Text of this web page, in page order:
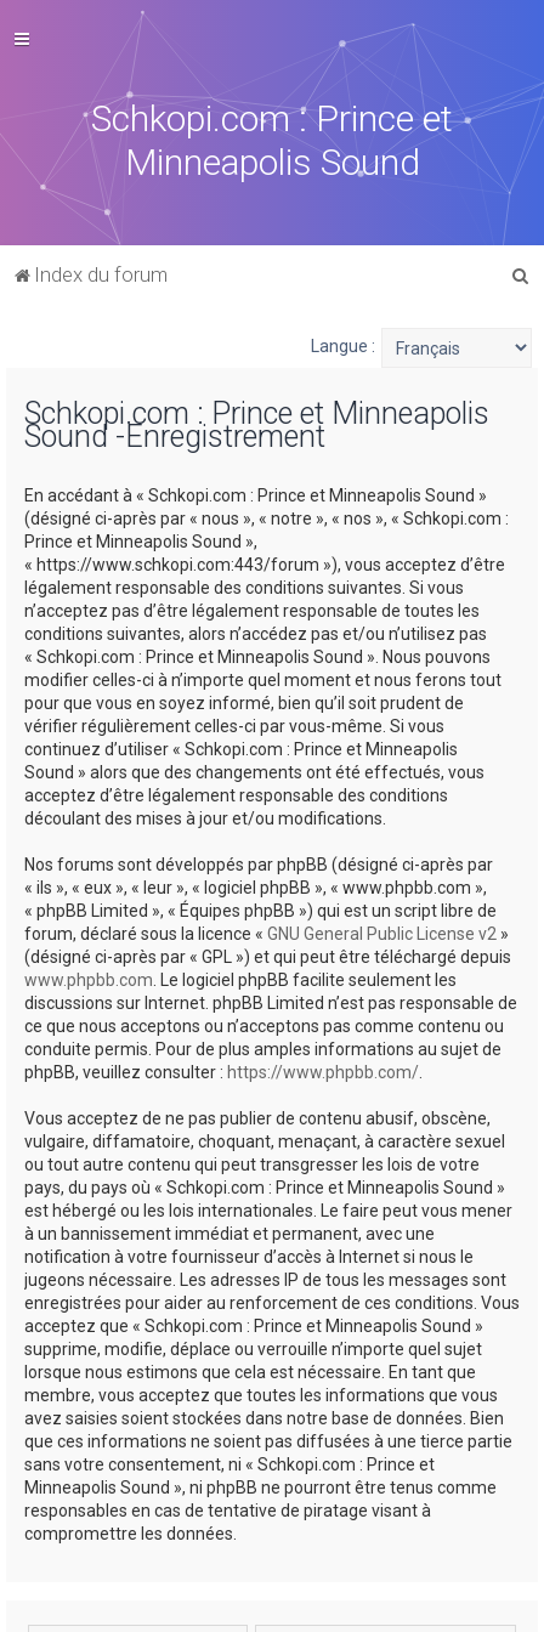
Schkopi.com : Prince et
Minneapolis Sound
Index du forum
Langue :
Schkopi.com : Prince et Minneapolis
Sound -Enregistrement
En accédant à « Schkopi.com : Prince et Minneapolis Sound »
(désigné ci-après par « nous », « notre », « nos », « Schkopi.com :
Prince et Minneapolis Sound »,
« https://www.schkopi.com:443/forum »), vous acceptez d’être
légalement responsable des conditions suivantes. Si vous
n’acceptez pas d’être légalement responsable de toutes les
conditions suivantes, alors n’accédez pas et/ou n’utilisez pas
« Schkopi.com : Prince et Minneapolis Sound ». Nous pouvons
modifier celles-ci à n’importe quel moment et nous ferons tout
pour que vous en soyez informé, bien qu’il soit prudent de
vérifier régulièrement celles-ci par vous-même. Si vous
continuez d’utiliser « Schkopi.com : Prince et Minneapolis
Sound » alors que des changements ont été effectués, vous
acceptez d’être légalement responsable des conditions
découlant des mises à jour et/ou modifications.
Nos forums sont développés par phpBB (désigné ci-après par
« ils », « eux », « leur », « logiciel phpBB », « www.phpbb.com »,
« phpBB Limited », « Équipes phpBB ») qui est un script libre de
forum, déclaré sous la licence « GNU General Public License v2 »
(désigné ci-après par « GPL ») et qui peut être téléchargé depuis
www.phpbb.com . Le logiciel phpBB facilite seulement les
discussions sur Internet. phpBB Limited n’est pas responsable de
ce que nous acceptons ou n’acceptons pas comme contenu ou
conduite permis. Pour de plus amples informations au sujet de
phpBB, veuillez consulter : https://www.phpbb.com/
Vous acceptez de ne pas publier de contenu abusif, obscène,
vulgaire, diffamatoire, choquant, menaçant, à caractère sexuel
ou tout autre contenu qui peut transgresser les lois de votre
pays, du pays où « Schkopi.com : Prince et Minneapolis Sound »
est hébergé ou les lois internationales. Le faire peut vous mener
à un bannissement immédiat et permanent, avec une
notification à votre fournisseur d’accès à Internet si nous le
jugeons nécessaire. Les adresses IP de tous les messages sont
enregistrées pour aider au renforcement de ces conditions. Vous
acceptez que « Schkopi.com : Prince et Minneapolis Sound »
supprime, modifie, déplace ou verrouille n’importe quel sujet
lorsque nous estimons que cela est nécessaire. En tant que
membre, vous acceptez que toutes les informations que vous
avez saisies soient stockées dans notre base de données. Bien
que ces informations ne soient pas diffusées à une tierce partie
sans votre consentement, ni « Schkopi.com : Prince et
Minneapolis Sound », ni phpBB ne pourront être tenus comme
responsables en cas de tentative de piratage visant à
compromettre les données.